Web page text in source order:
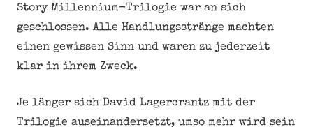
Story Millennium-Trilogie war an sich
geschlossen. Alle Handlungsstränge machten
einen gewissen Sinn und waren zu jederzeit
klar in ihrem Zweck.
Je länger sich David Lagercrantz mit der
Trilogie auseinandersetzt, umso mehr wird sein